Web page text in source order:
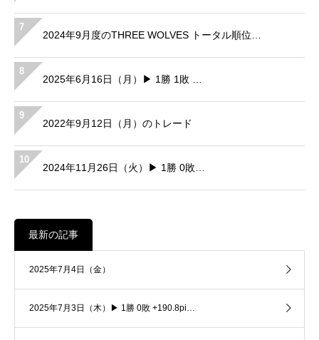
7
2024年9月度のTHREE WOLVES トータル順位…
8
2025年6月16日（月）▶ 1勝 1敗 …
9
2022年9月12日（月）のトレード
10
2024年11月26日（火）▶ 1勝 0敗…
最新の記事
2025年7月4日（金）
2025年7月3日（木）▶ 1勝 0敗 +190.8pi…